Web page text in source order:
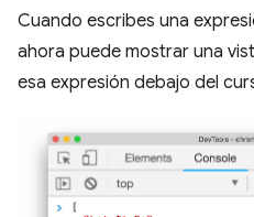
Cuando escribes una
ahora puede mostrar una
esa expresión debajo del